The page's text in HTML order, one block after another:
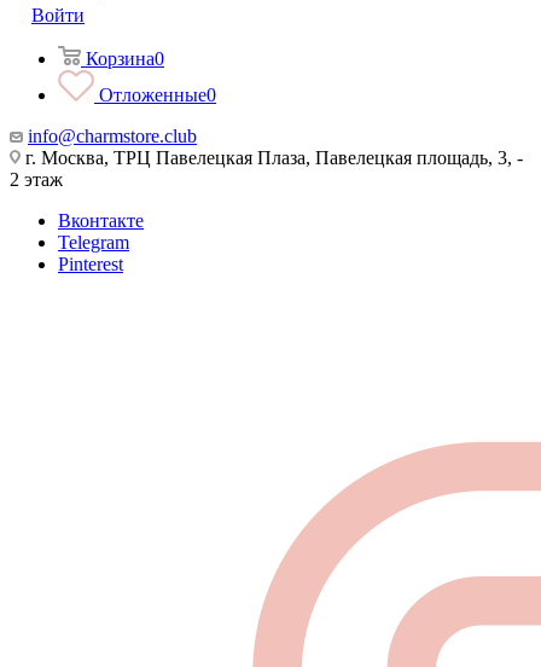
Войти
Корзина0
Отложенные0
info@charmstore.club
г. Москва, ТРЦ Павелецкая Плаза, Павелецкая площадь, 3, -
2 этаж
Вконтакте
Telegram
Pinterest